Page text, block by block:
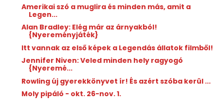
Amerikai szó a muglira és minden más, amit a
Legen...
Alan Bradley: Elég már az árnyakból!
{Nyereményjáték}
Itt vannak az első képek a Legendás állatok filmből!
Jennifer Niven: Veled minden hely ragyogó
{Nyeremé...
Rowling új gyerekkönyvet ír! És azért szóba kerül ...
Moly pipáló - okt. 26-nov. 1.